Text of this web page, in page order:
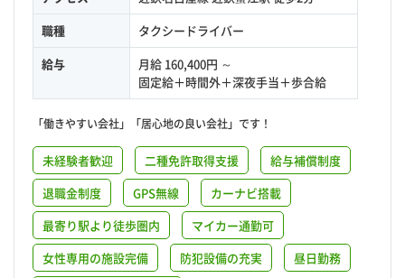
職種
タクシードライバー
給与
月給 160,400円 ～
固定給＋時間外＋深夜手当＋歩合給
「働きやすい会社」「居心地の良い会社」です！
未経験者歓迎 二種免許取得支援
給与補償制度
退職金制度
GPS無線
カーナビ搭載
最寄り駅より徒歩圏内
マイカー通勤可
女性専用の施設完備
防犯設備の充実
昼日勤務